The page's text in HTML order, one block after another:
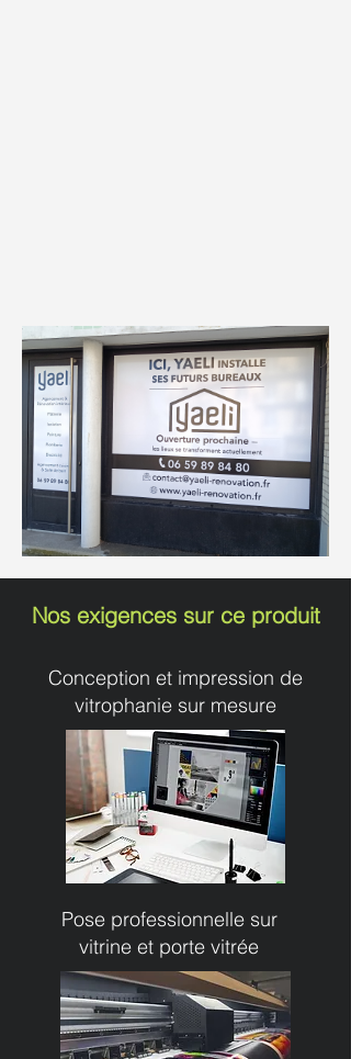
Nos exigences sur ce produit
Conception et impression de
vitrophanie sur mesure
Pose professionnelle sur
vitrine et porte vitrée